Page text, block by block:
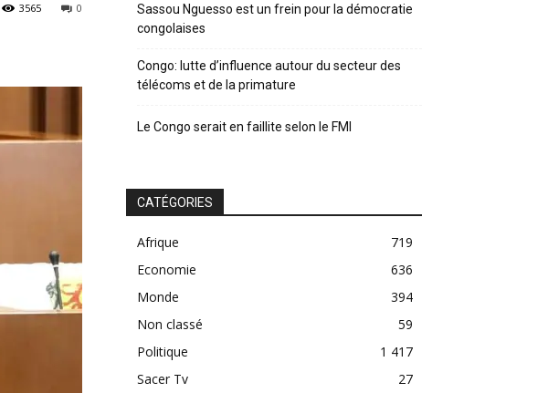
0
3565
Sassou Nguesso est un frein pour la démocratie
congolaises
Congo: lutte d’influence autour du secteur des
télécoms et de la primature
Le Congo serait en faillite selon le FMI
CATÉGORIES
Afrique
719
Economie
636
Monde
394
Non classé
59
Politique
1 417
Sacer Tv
27